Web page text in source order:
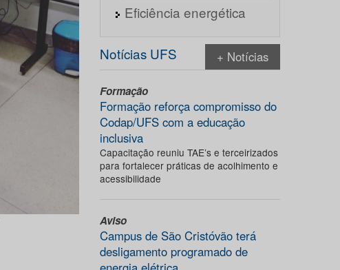
Eficiência energética
Notícias UFS + Notícias
Formação
Formação reforça compromisso do
Codap/UFS com a educação
inclusiva
Capacitação reuniu TAE’s e terceirizados
para fortalecer práticas de acolhimento e
acessibilidade
Aviso
Campus de São Cristóvão terá
desligamento programado de